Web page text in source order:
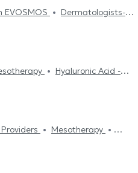
Dermatologists-
Hyaluronic Acid -
Neighborhood Childcare
Mesotherapy